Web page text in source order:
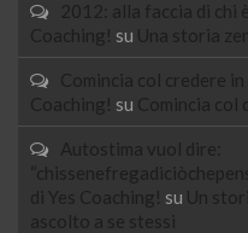
2012: alla faccia di chi
Coaching! su Una storia
Comincia col credere
Coaching! su Comincia
Autostima vuol dire:
di Yes Coaching! su
Un
ascolto a se stessi